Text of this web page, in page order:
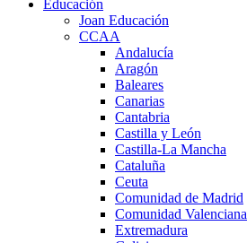
Educación
Joan Educación
CCAA
Andalucía
Aragón
Baleares
Canarias
Cantabria
Castilla y León
Castilla-La Mancha
Cataluña
Ceuta
Comunidad de Madrid
Comunidad Valenciana
Extremadura